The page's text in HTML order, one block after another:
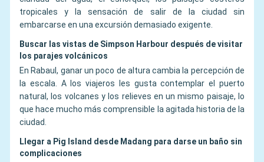
tropicales y la sensación de salir de la ciudad sin
embarcarse en una excursión demasiado exigente.
Buscar las vistas de Simpson Harbour después de visitar
los parajes volcánicos
En Rabaul, ganar un poco de altura cambia la percepción de
la escala. A los viajeros les gusta contemplar el puerto
natural, los volcanes y los relieves en un mismo paisaje, lo
que hace mucho más comprensible la agitada historia de la
ciudad.
Llegar a Pig Island desde Madang para darse un baño sin
complicaciones